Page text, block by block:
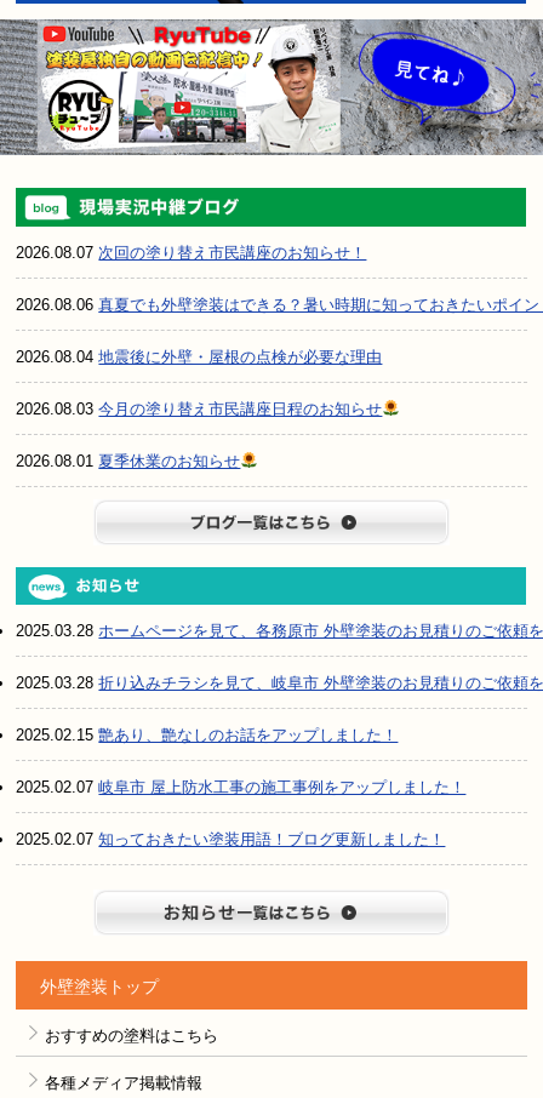
2026.08.07次回の塗り替え市民講座のお知らせ！
2026.08.06真夏でも外壁塗装はできる？暑い時期に知っておきたいポイン
2026.08.04地震後に外壁・屋根の点検が必要な理由
2026.08.03今月の塗り替え市民講座日程のお知らせ
2026.08.01 夏季休業のお知らせ
2025.03.28ホームページを見て、各務原市 外壁塗装のお見積りのご依頼
2025.03.28折り込みチラシを見て、岐阜市 外壁塗装のお見積りのご依頼
2025.02.15艶あり、艶なしのお話をアップしました！
2025.02.07岐阜市 屋上防水工事の施工事例をアップしました！
2025.02.07知っておきたい塗装用語！ブログ更新しました！
外壁塗装トップ
おすすめの塗料はこちら
各種メディア掲載情報